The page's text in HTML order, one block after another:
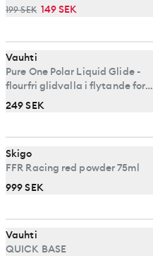
199 SEK 149 SEK
Vauhti
Pure One Polar Liquid Glide -
flourfri glidvalla i flytande form
för kallt före
249 SEK
Skigo
FFR Racing red powder 75ml
999 SEK
Vauhti
QUICK BASE